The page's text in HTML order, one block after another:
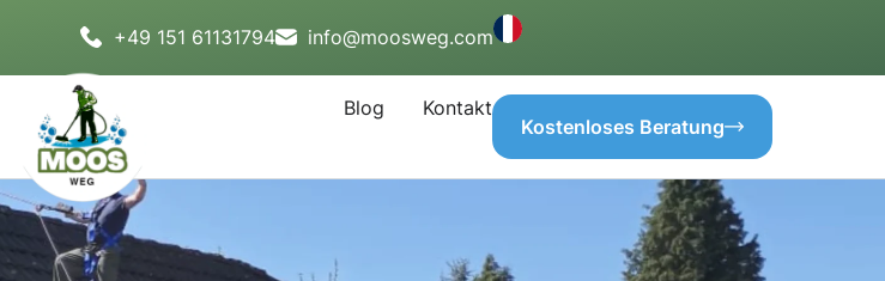
+49 151 61131794 info@moosweg.com
Blog
Kontakt
Kostenloses Beratung